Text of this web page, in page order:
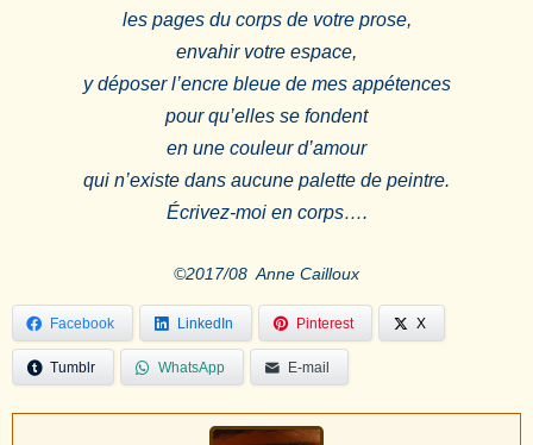
les pages du corps de votre prose,
envahir votre espace,
y déposer l’encre bleue de mes appétences
pour qu’elles se fondent
en une couleur d’amour
qui n’existe dans aucune palette de peintre.
Écrivez-moi en corps….
©2017/08 Anne Cailloux
Facebook LinkedIn Pinterest X
Tumblr WhatsApp E-mail